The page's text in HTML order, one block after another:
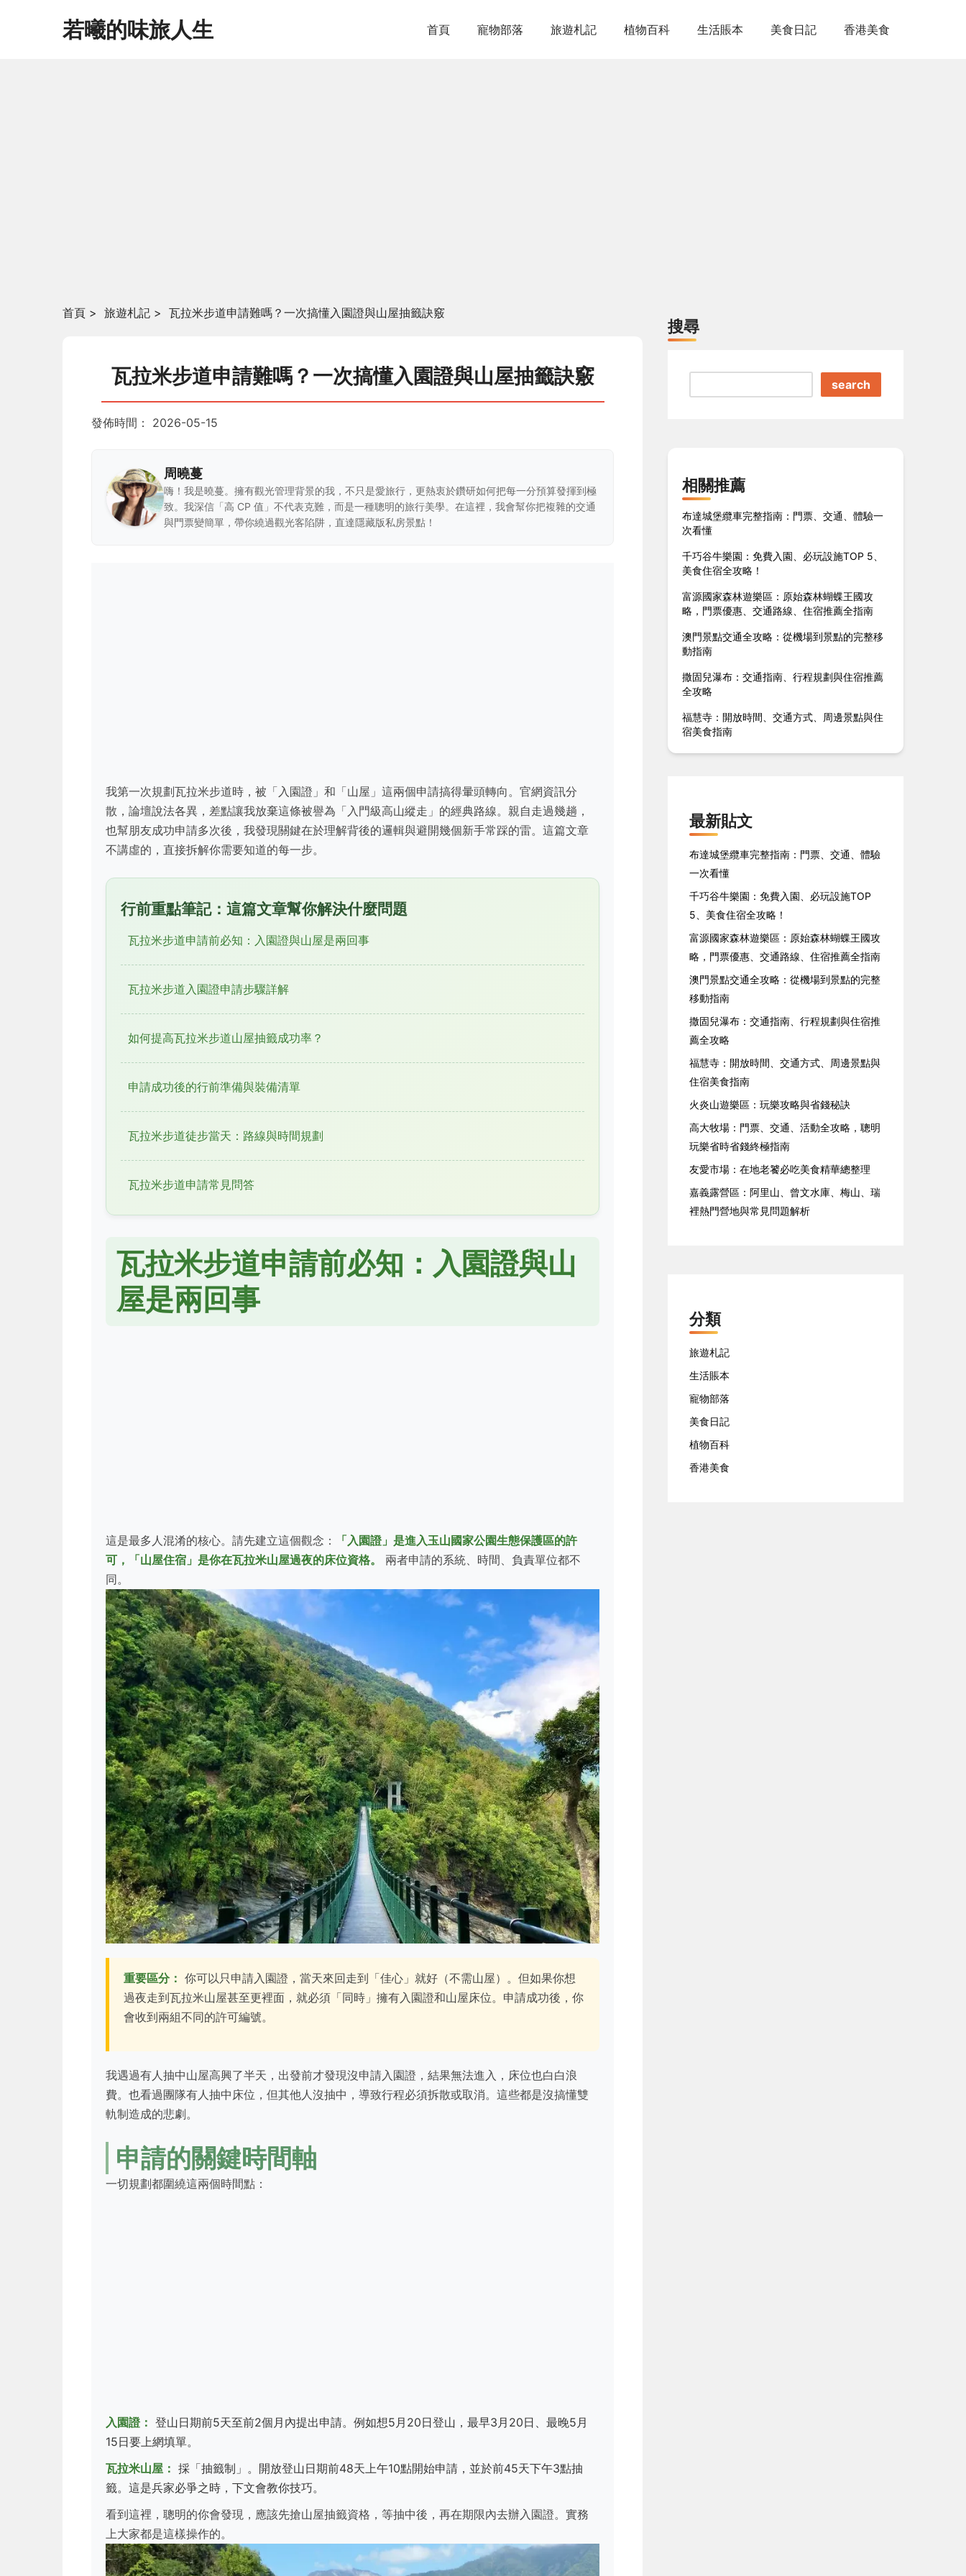
若曦的味旅人生 首頁 寵物部落 旅遊札記 植物百科 生活賬本 美食日記 香港美食
首頁 > 旅遊札記 > 瓦拉米步道申請難嗎？一次搞懂入園證與山屋抽籤訣竅
瓦拉米步道申請難嗎？一次搞懂入園證與山屋抽籤訣竅
發佈時間： 2026-05-15
周曉蔓
嗨！我是曉蔓。擁有觀光管理背景的我，不只是愛旅行，更熱衷於鑽研如何把每一分預算發揮到極
致。我深信「高 CP 值」不代表克難，而是一種聰明的旅行美學。在這裡，我會幫你把複雜的交通
與門票變簡單，帶你繞過觀光客陷阱，直達隱藏版私房景點！
我第一次規劃瓦拉米步道時，被「入園證」和「山屋」這兩個申請搞得暈頭轉向。官網資訊分
散，論壇說法各異，差點讓我放棄這條被譽為「入門級高山縱走」的經典路線。親自走過幾趟，
也幫朋友成功申請多次後，我發現關鍵在於理解背後的邏輯與避開幾個新手常踩的雷。這篇文章
不講虛的，直接拆解你需要知道的每一步。
行前重點筆記：這篇文章幫你解決什麼問題
瓦拉米步道申請前必知：入園證與山屋是兩回事
瓦拉米步道入園證申請步驟詳解
如何提高瓦拉米步道山屋抽籤成功率？
申請成功後的行前準備與裝備清單
瓦拉米步道徒步當天：路線與時間規劃
瓦拉米步道申請常見問答
瓦拉米步道申請前必知：入園證與山
屋是兩回事
這是最多人混淆的核心。請先建立這個觀念：
「入園證」是進入玉山國家公園生態保護區的許
可，「山屋住宿」是你在瓦拉米山屋過夜的床位資格。
兩者申請的系統、時間、負責單位都不
同。
重要區分： 你可以只申請入園證，當天來回走到「佳心」就好（不需山屋）。但如果你想
過夜走到瓦拉米山屋甚至更裡面，就必須「同時」擁有入園證和山屋床位。申請成功後，你
會收到兩組不同的許可編號。
我遇過有人抽中山屋高興了半天，出發前才發現沒申請入園證，結果無法進入，床位也白白浪
費。也看過團隊有人抽中床位，但其他人沒抽中，導致行程必須拆散或取消。這些都是沒搞懂雙
軌制造成的悲劇。
申請的關鍵時間軸
一切規劃都圍繞這兩個時間點：
入園證： 登山日期前5天至前2個月內提出申請。例如想5月20日登山，最早3月20日、最晚5月
15日要上網填單。
瓦拉米山屋： 採「抽籤制」。開放登山日期前48天上午10點開始申請，並於前45天下午3點抽
籤。這是兵家必爭之時，下文會教你技巧。
看到這裡，聰明的你會發現，應該先搶山屋抽籤資格，等抽中後，再在期限內去辦入園證。實務
上大家都是這樣操作的。
搜尋
search
相關推薦
布達城堡纜車完整指南：門票、交通、體驗一
次看懂
千巧谷牛樂園：免費入園、必玩設施TOP 5、
美食住宿全攻略！
富源國家森林遊樂區：原始森林蝴蝶王國攻
略，門票優惠、交通路線、住宿推薦全指南
澳門景點交通全攻略：從機場到景點的完整移
動指南
撒固兒瀑布：交通指南、行程規劃與住宿推薦
全攻略
福慧寺：開放時間、交通方式、周邊景點與住
宿美食指南
最新貼文
布達城堡纜車完整指南：門票、交通、體驗
一次看懂
千巧谷牛樂園：免費入園、必玩設施TOP
5、美食住宿全攻略！
富源國家森林遊樂區：原始森林蝴蝶王國攻
略，門票優惠、交通路線、住宿推薦全指南
澳門景點交通全攻略：從機場到景點的完整
移動指南
撒固兒瀑布：交通指南、行程規劃與住宿推
薦全攻略
福慧寺：開放時間、交通方式、周邊景點與
住宿美食指南
火炎山遊樂區：玩樂攻略與省錢秘訣
高大牧場：門票、交通、活動全攻略，聰明
玩樂省時省錢終極指南
友愛市場：在地老饕必吃美食精華總整理
嘉義露營區：阿里山、曾文水庫、梅山、瑞
裡熱門營地與常見問題解析
分類
旅遊札記
生活賬本
寵物部落
美食日記
植物百科
香港美食